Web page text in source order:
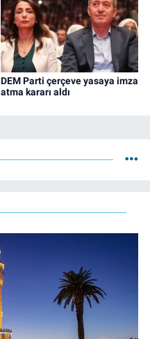
DEM Parti çerçeve yasaya imza
atma kararı aldı